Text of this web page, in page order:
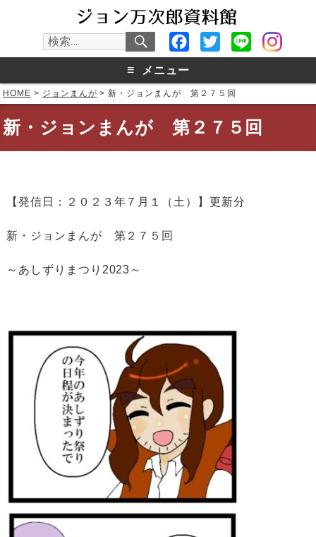
検
索:
検
索
Facebook
Twitter Line
≡ メニュー
HOME > ジョンまんが >新・ジョンまんが 第２７５回
新・ジョンまんが 第２７５回
【発信日：２０２３年７月１（土）】更新分
新・ジョンまんが 第２７５回
～あしずりまつり2023～